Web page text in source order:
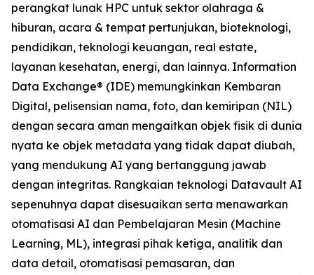
perangkat lunak HPC untuk sektor olahraga &
hiburan, acara & tempat pertunjukan, bioteknologi,
pendidikan, teknologi keuangan, real estate,
layanan kesehatan, energi, dan lainnya. Information
Data Exchange® (IDE) memungkinkan Kembaran
Digital, pelisensian nama, foto, dan kemiripan (NIL)
dengan secara aman mengaitkan objek fisik di dunia
nyata ke objek metadata yang tidak dapat diubah,
yang mendukung AI yang bertanggung jawab
dengan integritas. Rangkaian teknologi Datavault AI
sepenuhnya dapat disesuaikan serta menawarkan
otomatisasi AI dan Pembelajaran Mesin (Machine
Learning, ML), integrasi pihak ketiga, analitik dan
data detail, otomatisasi pemasaran, dan